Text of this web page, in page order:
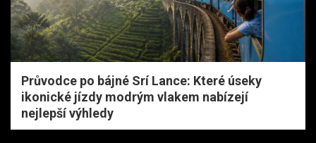
Průvodce po bájné Srí Lance: Které úseky
ikonické jízdy modrým vlakem nabízejí
nejlepší výhledy